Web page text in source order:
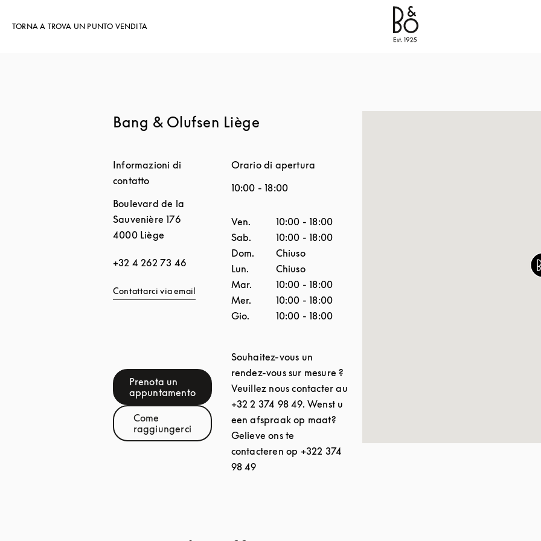
TORNA A TROVA UN PUNTO VENDITA
Bang & Olufsen - Exist to Create
Bang & Olufsen Liège
Informazioni di
contatto
Boulevard de la
Sauvenière 176
4000 Liège
+32 4 262 73 46
Contattarci via email
Prenota un
appuntamentoLink Opens in New Tab
Come
raggiungerciLink Opens in New Tab
Orario di apertura
10:00 - 18:00
Giorno della settimana
Ven. 10:00 - 18:00
Sab.
10:00 - 18:00
Dom.
Chiuso
Lun.
Chiuso
Mar.
10:00 - 18:00
Mer.
10:00 - 18:00
Gio.
10:00 - 18:00
Souhaitez-vous un
rendez-vous sur mesure ?
Veuillez nous contacter au
+32 2 374 98 49. Wenst u
een afspraak op maat?
Gelieve ons te
contacteren op +322 374
98 49